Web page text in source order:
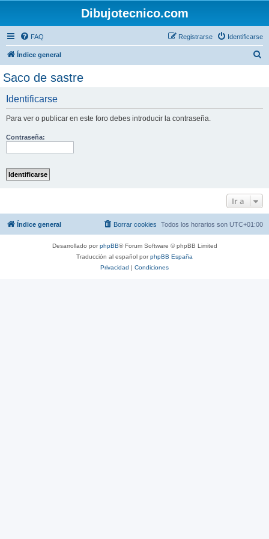
Dibujotecnico.com
FAQ Identificarse
Registrarse
Índice general
Saco de sastre
Identificarse
Para ver o publicar en este foro debes introducir la contraseña.
Contraseña:
Ir a
Índice general Todos los horarios son UTC+01:00
Borrar cookies
Desarrollado porphpBB® Forum Software © phpBB Limited
Traducción al español porphpBB España
Privacidad | Condiciones